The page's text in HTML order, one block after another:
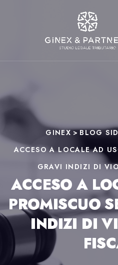
GINEX>BLOG
ACCESO A LOCALE AD
GRAVI INDIZI DI
ACCESO A
PROMISCUO
INDIZI DI